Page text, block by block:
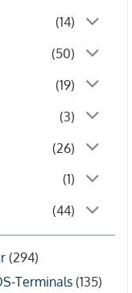
(14)
(50)
(19)
(3)
(26)
(1)
(44)
(294)
Terminals(135)